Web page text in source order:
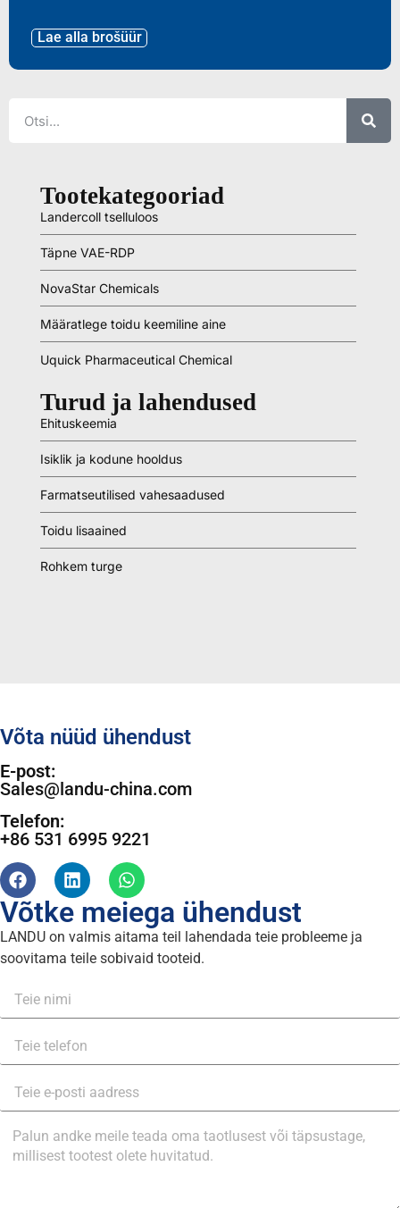
Lae alla brošüür
Tootekategooriad
Landercoll tselluloos
Täpne VAE-RDP
NovaStar Chemicals
Määratlege toidu keemiline aine
Uquick Pharmaceutical Chemical
Turud ja lahendused
Ehituskeemia
Isiklik ja kodune hooldus
Farmatseutilised vahesaadused
Toidu lisaained
Rohkem turge
Võta nüüd ühendust
E-post:
Sales@landu-china.com
Telefon:
+86 531 6995 9221
Võtke meiega ühendust
LANDU on valmis aitama teil lahendada teie probleeme ja
soovitama teile sobivaid tooteid.